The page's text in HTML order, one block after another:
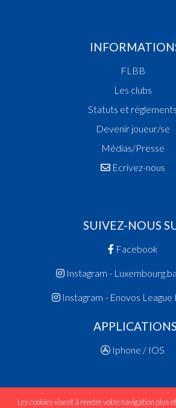
FLBB
Les clubs
Statuts et réglements
Devenir joueur/se
Médias/Presse
Ecrivez-nous
SUIVEZ-NOUS
Facebook
Instagram -
Instagram - Enovos League
APPLICATIONS
Iphone / IOS
Les cookies visent à rendre votre navigation plus